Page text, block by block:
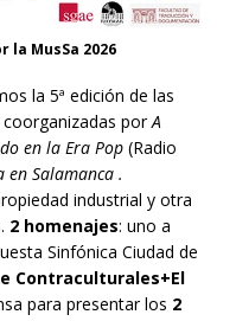
la MusSa 2026
la 5ª edición de las
coorganizadas porA
en la Era Pop (Radio
en Salamanca .
industrial y otra
2 homenajes: uno a
Sinfónica Ciudad de
Contraculturales+El
para presentar los 2